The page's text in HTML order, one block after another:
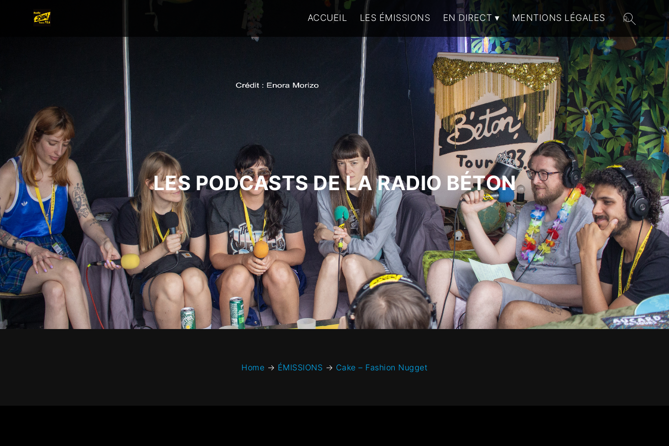
ACCUEIL LES ÉMISSIONS EN DIRECT MENTIONS LÉGALES
LES PODCASTS DE LA RADIO BÉTON
Home → ÉMISSIONS → Cake – Fashion Nugget